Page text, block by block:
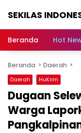
SEKILAS
Terkini,
Latest
World,
Headlines,
News
Today
Beranda Hot
Beranda Daerah
Daerah HuKrim
Dugaan
Warga